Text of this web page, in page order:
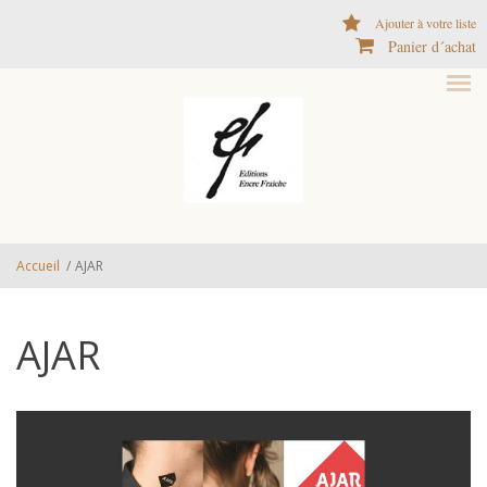
Ajouter à votre liste
Panier d´achat
Accueil / AJAR
AJAR